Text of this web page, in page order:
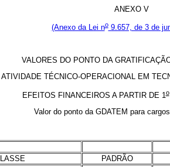
ANEXO V
(Anexo da Lei no9.657, de 3 de
VALORES DO PONTO DA
TÉCNICO-OPERACIONAL EM
EFEITOS FINANCEIROS A PARTIR DE 1o
Valor do ponto da GDATEM para
PADRÃO